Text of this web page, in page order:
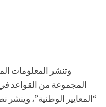
وتنشر المعلومات
المجموعة من القواعد
“المعايير الوطنية”،